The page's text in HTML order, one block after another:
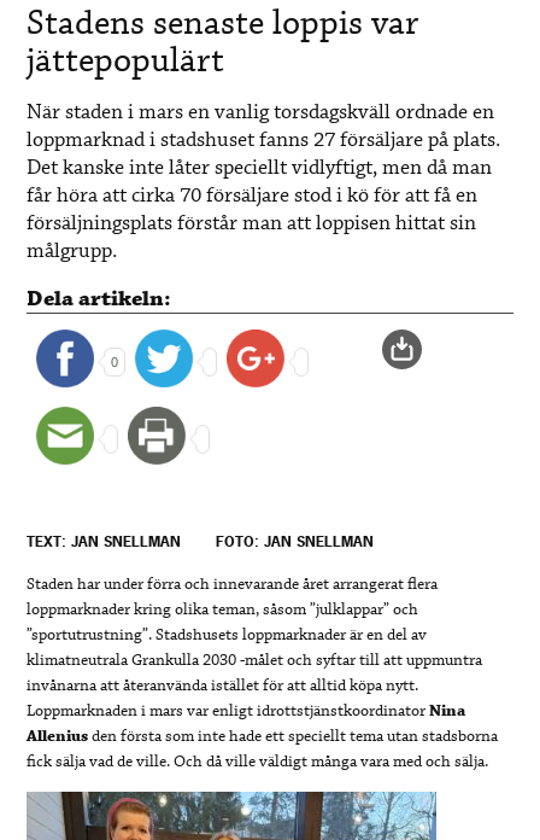
Stadens senaste loppis var
jättepopulärt
När staden i mars en vanlig torsdagskväll ordnade en
loppmarknad i stadshuset fanns 27 försäljare på plats.
Det kanske inte låter speciellt vidlyftigt, men då man
får höra att cirka 70 försäljare stod i kö för att få en
försäljningsplats förstår man att loppisen hittat sin
målgrupp.
Dela artikeln:
0
TEXT: JAN SNELLMAN FOTO: JAN SNELLMAN
Staden har under förra och innevarande året arrangerat flera
loppmarknader kring olika teman, såsom ”julklappar” och
”sportutrustning”. Stadshusets loppmarknader är en del av
klimatneutrala Grankulla 2030 -målet och syftar till att uppmuntra
invånarna att återanvända istället för att alltid köpa nytt.
Loppmarknaden i mars var enligt idrottstjänstkoordinatorNina
Alleniusden första som inte hade ett speciellt tema utan stadsborna
fick sälja vad de ville. Och då ville väldigt många vara med och sälja.